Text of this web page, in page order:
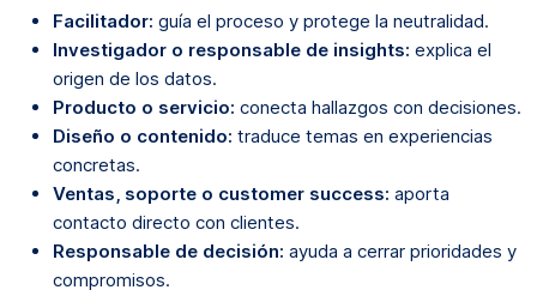
Facilitador: guía el proceso y protege la neutralidad.
Investigador o responsable de insights: explica el
origen de los datos.
Producto o servicio: conecta hallazgos con decisiones.
Diseño o contenido: traduce temas en experiencias
concretas.
Ventas, soporte o customer success: aporta
contacto directo con clientes.
Responsable de decisión: ayuda a cerrar prioridades y
compromisos.